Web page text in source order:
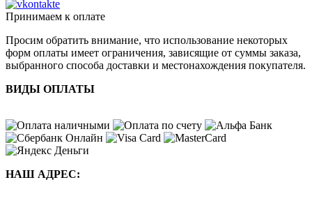
Принимаем к оплате
Просим обратить внимание, что использование некоторых
форм оплаты имеет ограничения, зависящие от суммы заказа,
выбранного способа доставки и местонахождения покупателя.
ВИДЫ ОПЛАТЫ
НАШ АДРЕС: